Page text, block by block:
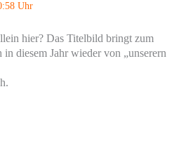
Uhr
hier? Das Titelbild bringt zum
diesem Jahr wieder von „unserern